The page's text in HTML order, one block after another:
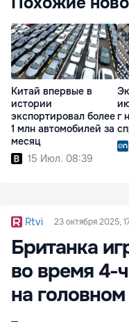
Китай впервые в
истории
экспортировал более
1 млн автомобилей за
месяц
15 Июл. 08:39
г
Rtvi 23 октября 2025,
Британка
во время 4-
на